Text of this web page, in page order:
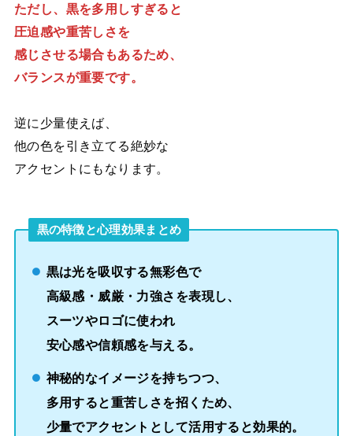
ただし、黒を多用しすぎると
圧迫感や重苦しさを
感じさせる場合もあるため、
バランスが重要です。
逆に少量使えば、
他の色を引き立てる絶妙な
アクセントにもなります。
黒の特徴と心理効果まとめ
黒は光を吸収する無彩色で
高級感・威厳・力強さを表現し、
スーツやロゴに使われ
安心感や信頼感を与える。
神秘的なイメージを持ちつつ、
多用すると重苦しさを招くため、
少量でアクセントとして活用すると効果的。